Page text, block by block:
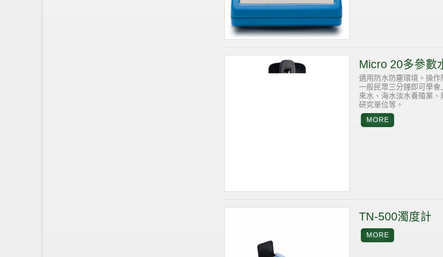
Micro 20多參數
適用防水防塵環境。操
一般民眾三分鐘即可學會
來水、海水淡水養殖業
研究單位等。
TN-500濁度計